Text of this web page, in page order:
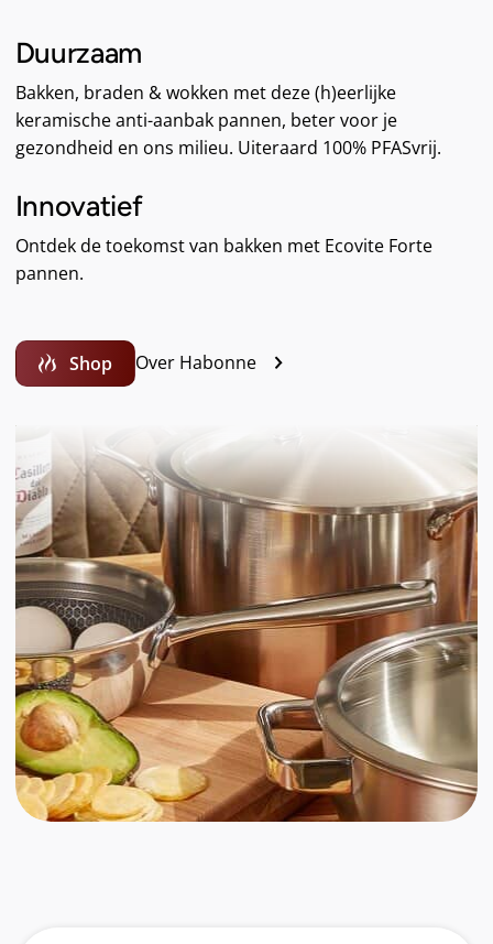
Duurzaam
Bakken, braden & wokken met deze (h)eerlijke
keramische anti-aanbak pannen, beter voor je
gezondheid en ons milieu. Uiteraard 100% PFASvrij.
Innovatief
Ontdek de toekomst van bakken met Ecovite Forte
pannen.
Shop Over Habonne